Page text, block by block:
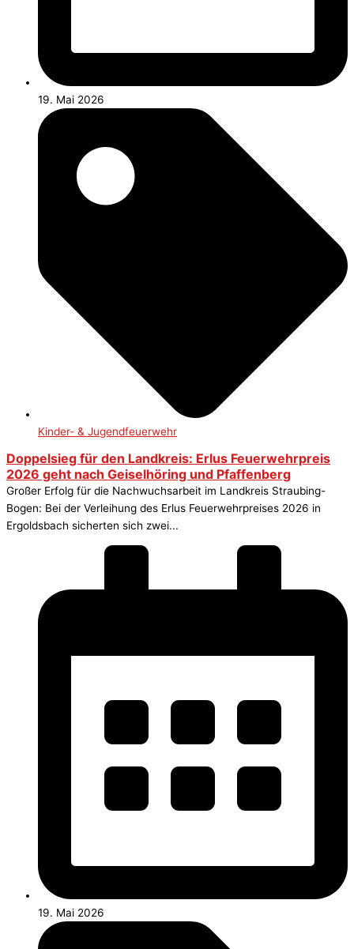
19. Mai 2026
Kinder- & Jugendfeuerwehr
Doppelsieg für den Landkreis: Erlus Feuerwehrpreis
2026 geht nach Geiselhöring und Pfaffenberg
Großer Erfolg für die Nachwuchsarbeit im Landkreis Straubing-
Bogen: Bei der Verleihung des Erlus Feuerwehrpreises 2026 in
Ergoldsbach sicherten sich zwei...
19. Mai 2026